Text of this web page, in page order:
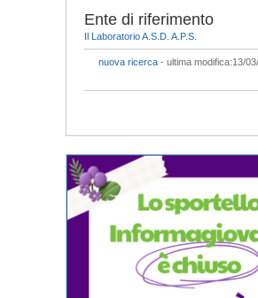
Ente di riferimento
Il Laboratorio A.S.D. A.P.S.
nuova ricerca - ultima modifica:13/